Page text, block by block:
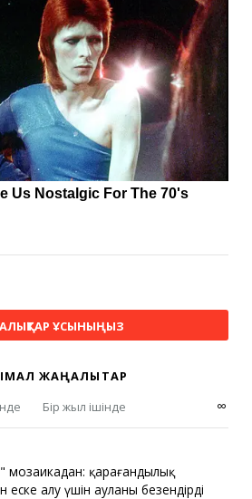
ҰСЫНЫҢЫЗ
ЖАҢАЛЫҚТАР
Бір жыл ішінде ∞
мозаикадан: қарағандылық
еске алу үшін ауланы безендірді